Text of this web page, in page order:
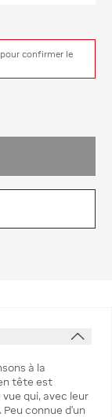
pour confirmer le
à la
tête est
qui, avec leur
connue d’un